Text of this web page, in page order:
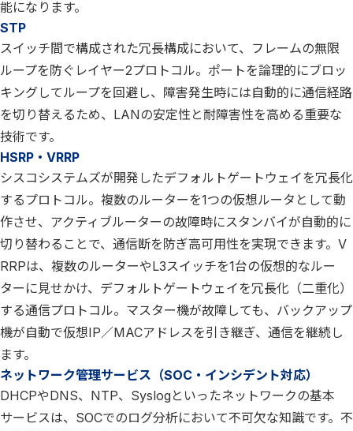
能になります。
STP
スイッチ間で構成された冗長構成において、フレームの無限
ループを防ぐレイヤー2プロトコル。ポートを論理的にブロッ
キングしてループを回避し、障害発生時には自動的に通信経路
を切り替えるため、LANの安定性と耐障害性を高める重要な
技術です。
HSRP・VRRP
シスコシステムズが開発したデフォルトゲートウェイを冗長化
するプロトコル。複数のルーターを1つの仮想ルータとして動
作させ、アクティブルーターの故障時にスタンバイが自動的に
切り替わることで、通信断を防ぎ高可用性を実現できます。V
RRPは、複数のルーターやL3スイッチを1台の仮想的なルー
ターに見せかけ、デフォルトゲートウェイを冗長化（二重化）
する通信プロトコル。マスター機が故障しても、バックアップ
機が自動で仮想IP／MACアドレスを引き継ぎ、通信を継続し
ます。
ネットワーク管理サービス（SOC・インシデント対応）
DHCPやDNS、NTP、Syslogといったネットワークの基本
サービスは、SOCでのログ分析において不可欠な知識です。不